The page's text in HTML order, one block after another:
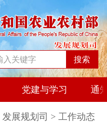
搜索
党建与学习 通
发展规划司 > 工作动态